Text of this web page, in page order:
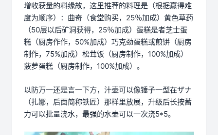
增收获量的料缘故，这里推荐的料理是（根据赢得难
度为顺序）：曲奇（食堂购买，25％加成）黄色草药
（50层以后矿洞获得，25％加成）蛋糕是者芝士蛋
糕（厨房作作，50%加成）巧克劲蛋糕或煎饼（厨房
制作，75%加成）松茸饭（厨房制作，100%加成）
菠萝蛋糕（厨房制作，100%加成）。
以防万一还是言一下方，汁壶可以像锤子一型在ザナ
（扎娜，后面简称铁匠）那样里放展，升级后长按蓄
力可以批量浇水，最强的水壶可以一次浇5*5。